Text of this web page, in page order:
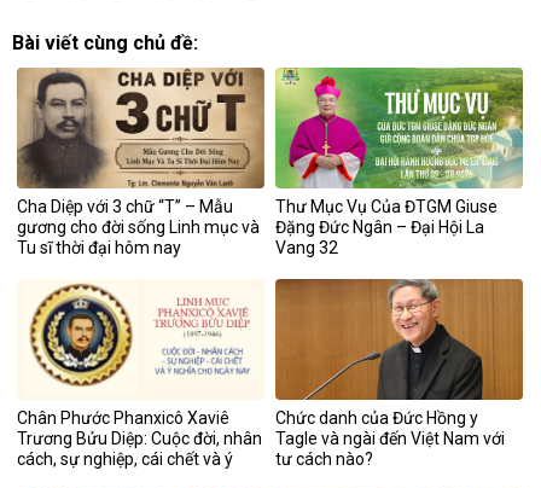
Bài viết cùng chủ đề:
Cha Diệp với 3 chữ “T” – Mẫu
gương cho đời sống Linh mục và
Tu sĩ thời đại hôm nay
Thư Mục Vụ Của ĐTGM Giuse
Đặng Đức Ngân – Đại Hội La
Vang 32
Chân Phước Phanxicô Xaviê
Trương Bửu Diệp: Cuộc đời, nhân
cách, sự nghiệp, cái chết và ý
Chức danh của Đức Hồng y
Tagle và ngài đến Việt Nam với
tư cách nào?